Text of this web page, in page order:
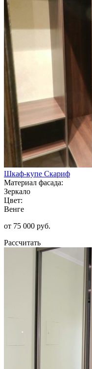
Шкаф-купе Скариф
Материал фасада:
Зеркало
Цвет:
Венге
от 75 000 руб.
Рассчитать